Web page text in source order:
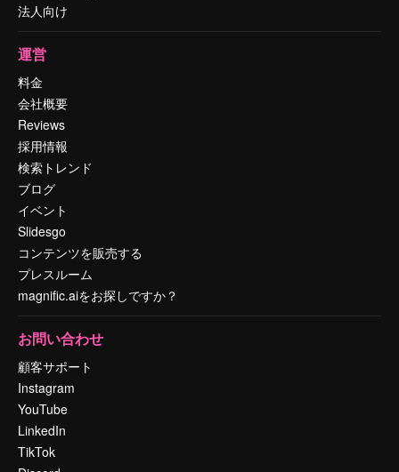
法人向け
運営
料金
会社概要
Reviews
採用情報
検索トレンド
ブログ
イベント
Slidesgo
コンテンツを販売する
プレスルーム
magnific.aiをお探しですか？
お問い合わせ
顧客サポート
Instagram
YouTube
LinkedIn
TikTok